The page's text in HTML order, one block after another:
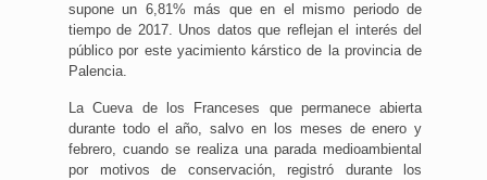
supone un 6,81% más que en el mismo periodo de
tiempo de 2017. Unos datos que reflejan el interés del
público por este yacimiento kárstico de la provincia de
Palencia.
La Cueva de los Franceses que permanece abierta
durante todo el año, salvo en los meses de enero y
febrero, cuando se realiza una parada medioambiental
por motivos de conservación, registró durante los